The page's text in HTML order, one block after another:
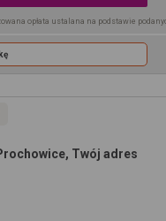
opłata ustalana na podstawie
Twój adres